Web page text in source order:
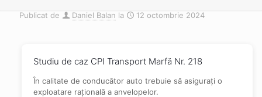
Publicat de Daniel Balan la 12 octombrie 2024
Studiu de caz CPI Transport Marfă Nr. 218
În calitate de conducător auto trebuie să asigurați o
exploatare rațională a anvelopelor.